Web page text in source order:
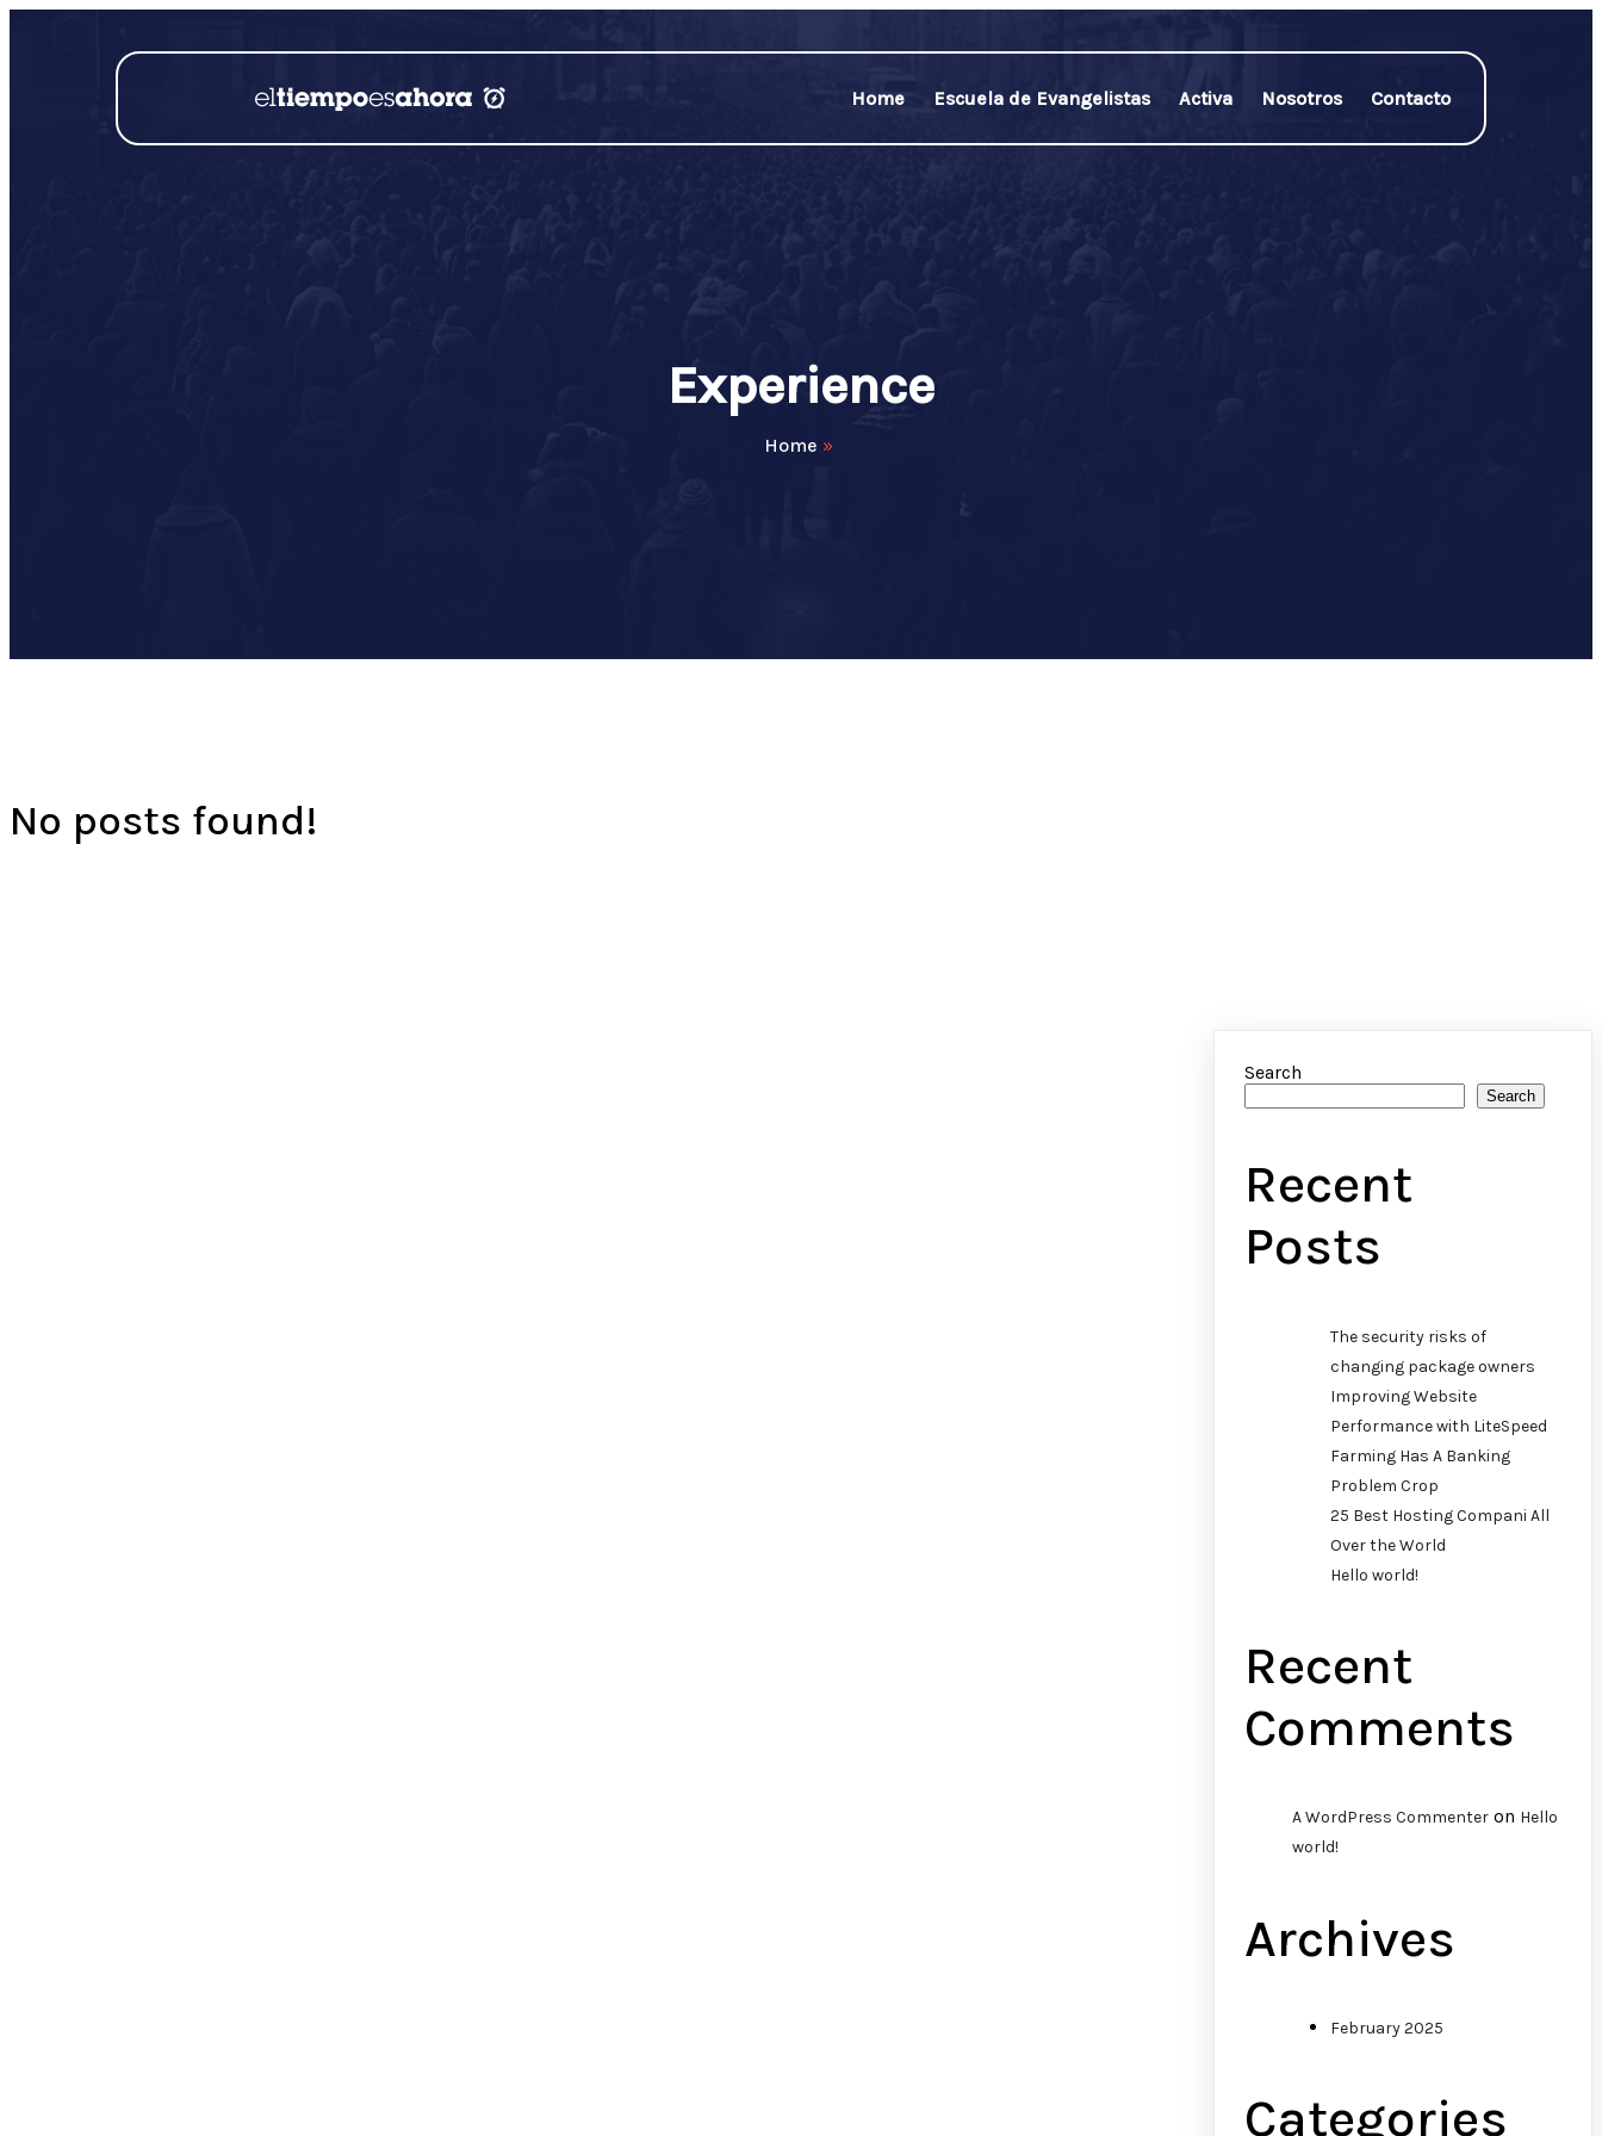
Home Escuela de Evangelistas Activa Nosotros Contacto
Experience
Home »
No posts found!
Search
Search
Recent
Posts
The security risks of
changing package owners
Improving Website
Performance with LiteSpeed
Farming Has A Banking
Problem Crop
25 Best Hosting Compani All
Over the World
Hello world!
Recent
Comments
A WordPress Commenter on Hello
world!
Archives
February 2025
Categories